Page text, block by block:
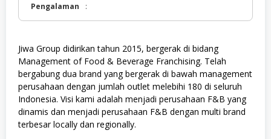
Pengalaman :
Jiwa Group didirikan tahun 2015, bergerak di bidang
Management of Food & Beverage Franchising. Telah
bergabung dua brand yang bergerak di bawah management
perusahaan dengan jumlah outlet melebihi 180 di seluruh
Indonesia. Visi kami adalah menjadi perusahaan F&B yang
dinamis dan menjadi perusahaan F&B dengan multi brand
terbesar locally dan regionally.